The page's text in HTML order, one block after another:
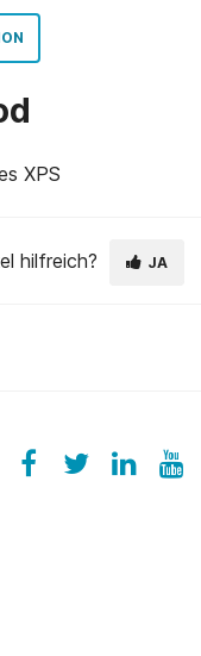
XPS
hilfreich? JA
Facebook
ezeeplive
Twitter
ezeepezeep